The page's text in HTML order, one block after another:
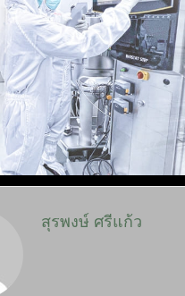
สุรพงษ์ ศรีแก้ว